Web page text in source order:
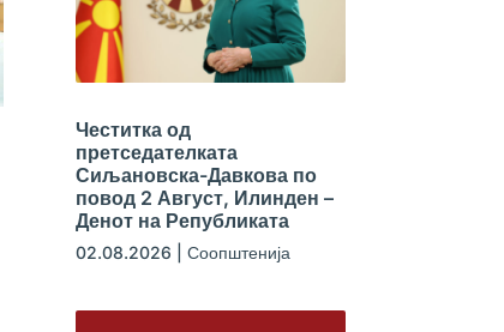
Честитка од
претседателката
Сиљановска-Давкова по
повод 2 Август, Илинден –
Денот на Републиката
02.08.2026 Соопштенија